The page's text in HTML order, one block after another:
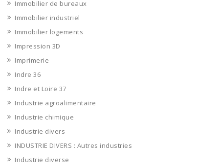
Immobilier de bureaux
Immobilier industriel
Immobilier logements
Impression 3D
Imprimerie
Indre 36
Indre et Loire 37
Industrie agroalimentaire
Industrie chimique
Industrie divers
INDUSTRIE DIVERS : Autres industries
Industrie diverse